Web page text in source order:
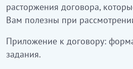
расторжения договора,
Вам полезны при
Приложение к договору:
задания.